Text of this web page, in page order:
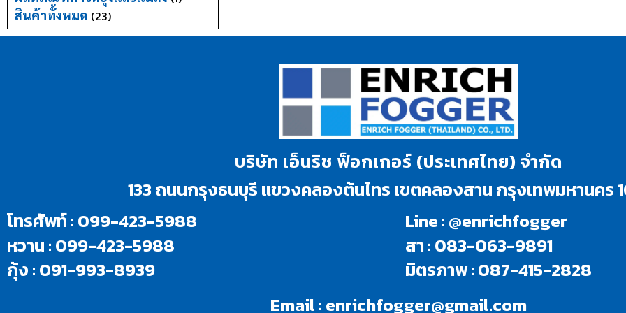
สินค้าทั้งหมด (23)
บริษัท เอ็นริช ฟ็อกเกอร์ (ประเทศไทย) จำกัด
133 ถนนกรุงธนบุรี แขวงคลองต้นไทร เขตคลองสาน กรุงเทพมหานคร
โทรศัพท์ : 099-423-5988
หวาน : 099-423-5988
กุ้ง : 091-993-8939
Line : @enrichfogger
สา : 083-063-9891
มิตรภาพ : 087-415-2828
Email :enrichfogger@gmail.com